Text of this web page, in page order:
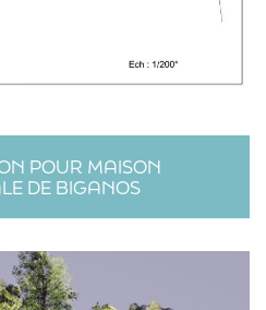
POUR MAISON
DE BIGANOS